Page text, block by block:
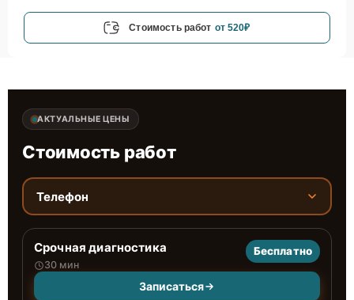
Стоимость работ от 520₽
АКТУАЛЬНЫЕ ЦЕНЫ
Стоимость работ
Телефон
Срочная диагностика
30 мин
Бесплатно
Записаться